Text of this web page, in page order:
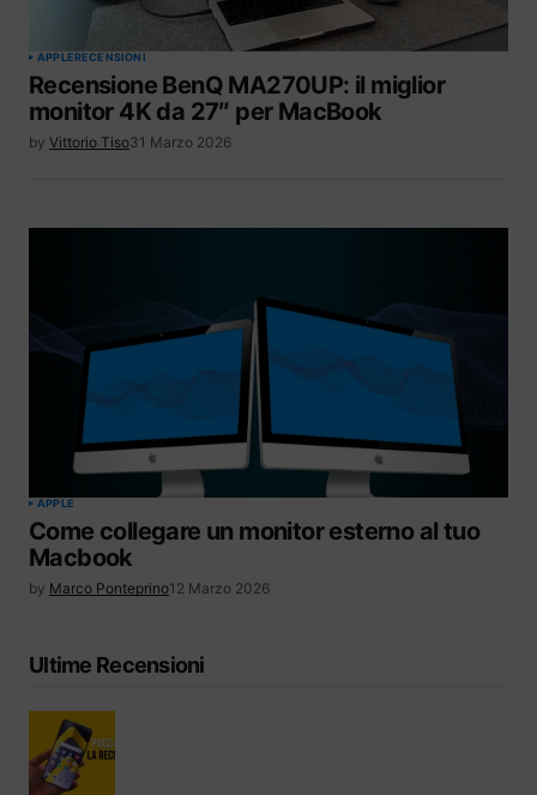
APPLERECENSIONI
Recensione BenQ MA270UP: il miglior
monitor 4K da 27″ per MacBook
by Vittorio Tiso31 Marzo 2026
APPLE
Come collegare un monitor esterno al tuo
Macbook
by Marco Ponteprino12 Marzo 2026
Ultime Recensioni